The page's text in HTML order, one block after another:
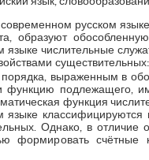
русском
образуют
языке числительные
выраженным в
подлежащего,
функция
Однако, в отличие
формировать счётные